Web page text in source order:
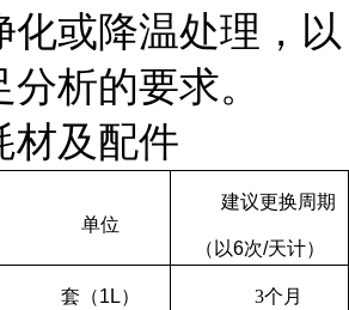
化或降温处理，以
析的要求。
材及配件
单位
建议更换周期
（以6次/天计）
套（1L） 3个月